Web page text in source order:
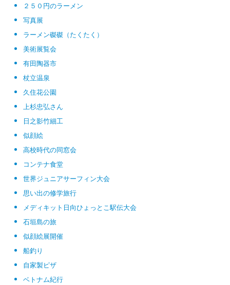
２５０円のラーメン
写真展
ラーメン磔磔（たくたく）
美術展覧会
有田陶器市
杖立温泉
久住花公園
上杉忠弘さん
日之影竹細工
似顔絵
高校時代の同窓会
コンテナ食堂
世界ジュニアサーフィン大会
思い出の修学旅行
メディキット日向ひょっとこ駅伝大会
石垣島の旅
似顔絵展開催
船釣り
自家製ピザ
ベトナム紀行